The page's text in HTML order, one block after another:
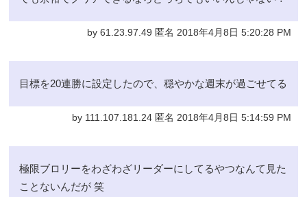
by 61.23.97.49 匿名 2018年4月8日 5:20:28 PM
目標を20連勝に設定したので、穏やかな週末が過ごせてる
by 111.107.181.24 匿名 2018年4月8日 5:14:59 PM
極限ブロリーをわざわざリーダーにしてるやつなんて見た
ことないんだが 笑